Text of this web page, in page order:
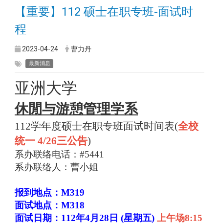
【重要】112 硕士在职专班-面试时
程
2023-04-24 曹力丹
最新消息
亚洲大学
休閒与游憩管理学系
112学年度硕士在职专班面试时间表(全校
统一 4/26三公告)
系办联络电话：#5441
系办联络人：曹小姐
报到地点：M319
面试地点：M318
面试日期：112年4月28日 (星期五)
上午场8:15